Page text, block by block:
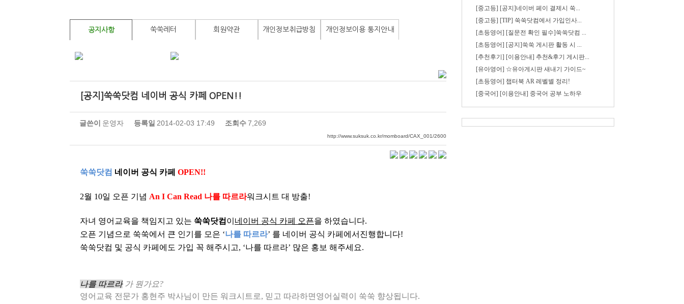
공지사항 쑥쑥레터 회원약관 개인정보취급방침 개인정보이용 통지안내
[공지]쑥쑥닷컴 네이버 공식 카페 OPEN!!
글쓴이 운영자 등록일 2014-02-03 17:49 조회수7,269
http://www.suksuk.co.kr/momboard/CAX_001/2600
쑥쑥닷컴 네이버 공식 카페 OPEN!!
2월 10일 오픈 기념 An I Can Read 나를 따르라워크시트 대 방출!
자녀 영어교육을 책임지고 있는 쑥쑥닷컴 이 네이버 공식 카페 오픈을 하였습니다.
오픈 기념으로 쑥쑥에서 큰 인기를 모은 ‘나를 따르라’ 를 네이버 공식 카페에서진행합니다!
쑥쑥닷컴 및 공식 카페에도 가입 꼭 해주시고, ‘나를 따르라’ 많은 홍보 해주세요.
나를 따르라가 뭔가요?
영어교육 전문가 홍현주 박사님이 만든 워크시트로 , 믿고 따라하면영어실력이 쑥쑥 향상됩니다.
[중고등] [공지]네이버 페이 결제시 쑥...
[중고등] [TIP] 쑥쑥닷컴에서 가입인사...
[초등영어] [질문전 확인 필수]쑥쑥닷컴 ...
[초등영어] [공지]쑥쑥 게시판 활동 시 ...
[추천후기] [이용안내] 추천&후기 게시판...
[유아영어] ☆유아게시판 새내기 가이드~
[초등영어] 챕터북 AR 레벨별 정리!
[중국어] [이용안내] 중국어 공부 노하우